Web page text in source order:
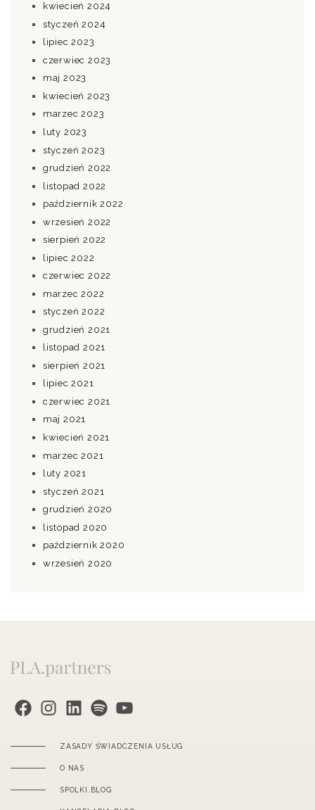
kwiecień 2024
styczeń 2024
lipiec 2023
czerwiec 2023
maj 2023
kwiecień 2023
marzec 2023
luty 2023
styczeń 2023
grudzień 2022
listopad 2022
październik 2022
wrzesień 2022
sierpień 2022
lipiec 2022
czerwiec 2022
marzec 2022
styczeń 2022
grudzień 2021
listopad 2021
sierpień 2021
lipiec 2021
czerwiec 2021
maj 2021
kwiecień 2021
marzec 2021
luty 2021
styczeń 2021
grudzień 2020
listopad 2020
październik 2020
wrzesień 2020
PLA.partners na Facebook
Instagram
PLA.partners na LinkedIn
PLA.partners na Spotify
ZASADY ŚWIADCZENIA USŁUG
O NAS
SPOLKI.BLOG